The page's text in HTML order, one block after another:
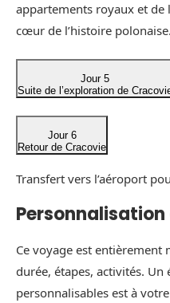
appartements royaux et de
cœur de l’histoire polonaise.
Jour 5
Suite de l’exploration de
Jour 6
Retour de Cracovie
Transfert vers l’aéroport
Ce voyage est entièrement
durée, étapes, activités. Un
personnalisables est à